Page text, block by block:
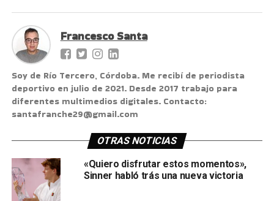
Francesco Santa
Soy de Río Tercero, Córdoba. Me recibí de periodista
deportivo en julio de 2021. Desde 2017 trabajo para
diferentes multimedios digitales. Contacto:
santafranche29@gmail.com
OTRAS NOTICIAS
«Quiero disfrutar estos momentos»,
Sinner habló trás una nueva victoria